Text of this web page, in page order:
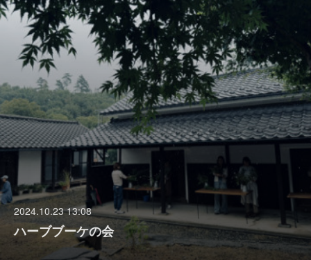
2024.10.23 13:08
ハーブブーケの会